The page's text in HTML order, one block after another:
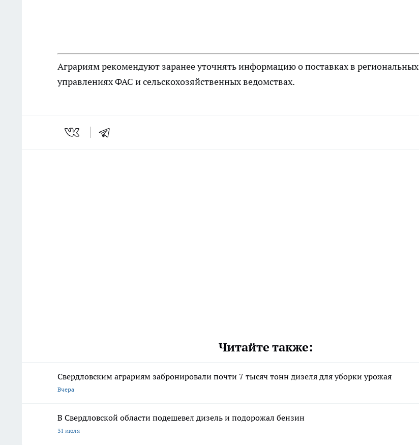
Аграриям рекомендуют заранее уточнять информацию о поставках в региональных
управлениях ФАС и сельскохозяйственных ведомствах.
Читайте также:
Свердловским аграриям забронировали почти 7 тысяч тонн дизеля для уборки урожая
Вчера
В Свердловской области подешевел дизель и подорожал бензин
31 июля